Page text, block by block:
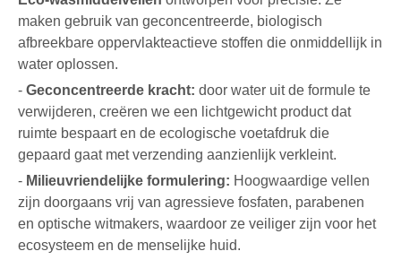
maken gebruik van geconcentreerde, biologisch
afbreekbare oppervlakteactieve stoffen die onmiddellijk in
water oplossen.
- Geconcentreerde kracht: door water uit de formule te
verwijderen, creëren we een lichtgewicht product dat
ruimte bespaart en de ecologische voetafdruk die
gepaard gaat met verzending aanzienlijk verkleint.
- Milieuvriendelijke formulering: Hoogwaardige vellen
zijn doorgaans vrij van agressieve fosfaten, parabenen
en optische witmakers, waardoor ze veiliger zijn voor het
ecosysteem en de menselijke huid.